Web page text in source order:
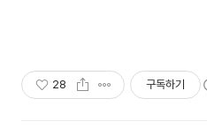
28 구독하기